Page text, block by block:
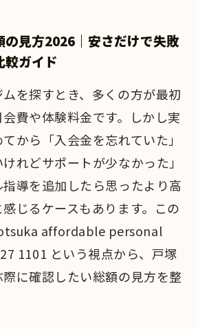
の見方2026｜安さだけで失敗
較ガイド
を探すとき、多くの方が最初
費や体験料金です。しかし実
から「入会金を忘れていた」
けれどサポートが少なかった」
指導を追加したら思ったより高
じるケースもあります。この
affordable personal
1101 という視点から、戸塚
に確認したい総額の見方を整